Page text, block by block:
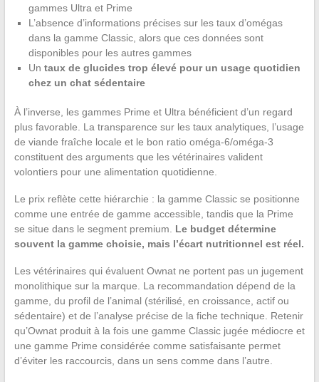
gammes Ultra et Prime
L’absence d’informations précises sur les taux d’omégas
dans la gamme Classic, alors que ces données sont
disponibles pour les autres gammes
Un taux de glucides trop élevé pour un usage quotidien
chez un chat sédentaire
À l’inverse, les gammes Prime et Ultra bénéficient d’un regard
plus favorable. La transparence sur les taux analytiques, l’usage
de viande fraîche locale et le bon ratio oméga-6/oméga-3
constituent des arguments que les vétérinaires valident
volontiers pour une alimentation quotidienne.
Le prix reflète cette hiérarchie : la gamme Classic se positionne
comme une entrée de gamme accessible, tandis que la Prime
se situe dans le segment premium. Le budget détermine
souvent la gamme choisie, mais l’écart nutritionnel est réel.
Les vétérinaires qui évaluent Ownat ne portent pas un jugement
monolithique sur la marque. La recommandation dépend de la
gamme, du profil de l’animal (stérilisé, en croissance, actif ou
sédentaire) et de l’analyse précise de la fiche technique. Retenir
qu’Ownat produit à la fois une gamme Classic jugée médiocre et
une gamme Prime considérée comme satisfaisante permet
d’éviter les raccourcis, dans un sens comme dans l’autre.